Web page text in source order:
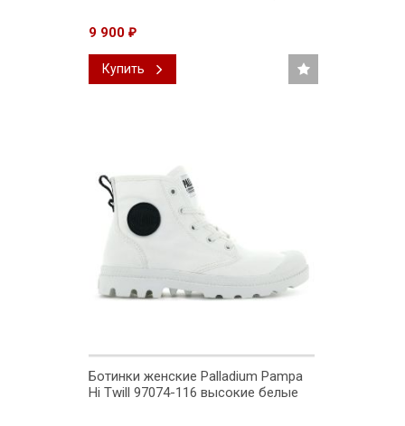
9 900 ₽
Купить
Ботинки женские Palladium Pampa
Hi Twill 97074-116 высокие белые